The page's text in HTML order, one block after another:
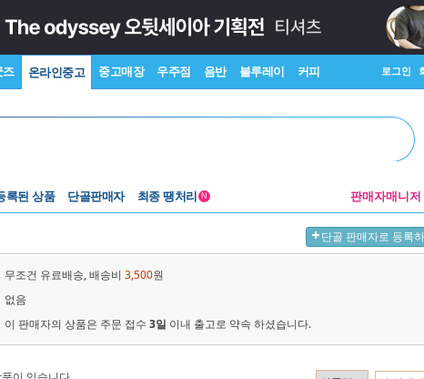
즈 온라인중고 중고매장 우주점 음반 블루레이 커피 로그인
록된 상품 단골판매자 최종 땡처리 N 판매자매니저
단골 판매자로 등록
무조건 유료배송, 배송비 3,500원
없음
이 판매자의 상품은 주문 접수 3일 이내 출고로 약속 하셨습니다.